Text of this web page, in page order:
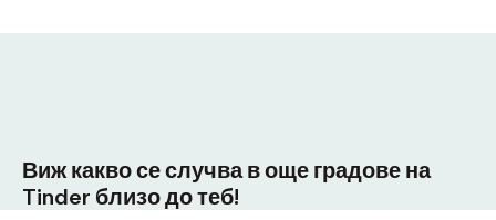
Виж какво се случва в още градове на
Tinder близо до теб!